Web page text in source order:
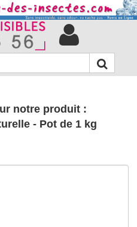
notre produit :
- Pot de 1 kg